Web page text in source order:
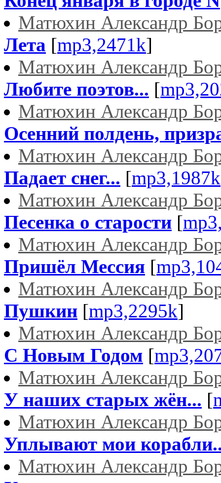
Матюхин Александр
Лета [mp3,2471k]
Матюхин Александр
Любите поэтов... [
Матюхин Александр
Осенний полдень,
Матюхин Александр
Падает снег... [mp3,1987k
Матюхин Александр
Песенка о старости [
Матюхин Александр
Пришёл Мессия [
Матюхин Александр
Пушкин [mp3,2295k]
Матюхин Александр
С Новым Годом [
Матюхин Александр
У наших старых жён... [
Матюхин Александр
Уплывают мои
Матюхин Александр